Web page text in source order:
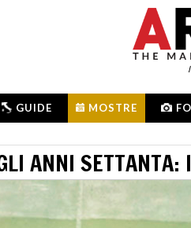
GUIDE MOSTRE
ANNI SETTANTA: